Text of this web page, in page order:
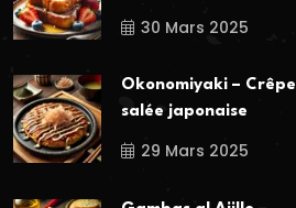
30 Mars 2025
Okonomiyaki – Crêpe
salée japonaise
29 Mars 2025